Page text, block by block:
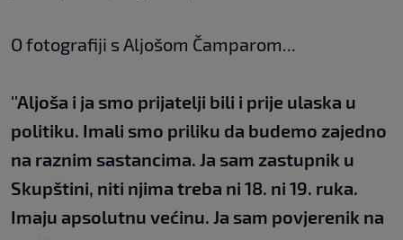
O fotografiji s Aljošom Čamparom...
''Aljoša i ja smo prijatelji bili i prije ulaska u
politiku. Imali smo priliku da budemo zajedno
na raznim sastancima. Ja sam zastupnik u
Skupštini, niti njima treba ni 18. ni 19. ruka.
Imaju apsolutnu većinu. Ja sam povjerenik na